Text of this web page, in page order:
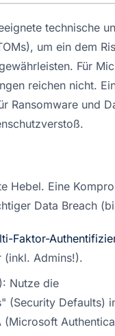
technische
um ein dem
Für
reichen nicht.
Ransomware und
Hebel. Eine
Data Breach
Faktor-
(inkl. Admins!).
Nutze die
(Security Defaults)
(Microsoft